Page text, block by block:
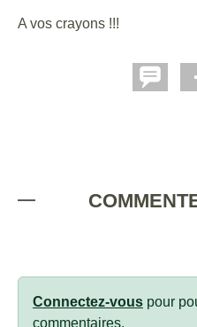
A vos crayons !!!
Connectez-vous pour
commentaires.